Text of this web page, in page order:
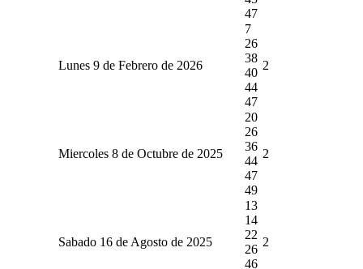
47
Lunes 9 de Febrero de 2026
7
26
38
40
44
47
2
Miercoles 8 de Octubre de 2025
20
26
36
44
47
49
2
Sabado 16 de Agosto de 2025
13
14
22
26
46
2